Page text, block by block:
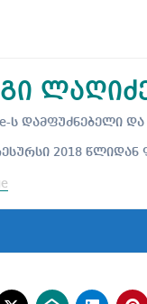
ს დამფუძნებელი
2018 წლიდან